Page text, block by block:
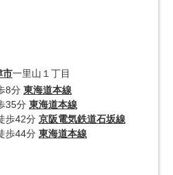
市一里山１丁目
8分 東海道本線
35分 東海道本線
歩42分 京阪電気鉄道石坂線
歩44分 東海道本線